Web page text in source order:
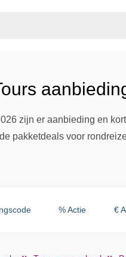
zijn er aanbieding en
pakketdeals voor
% Actie €